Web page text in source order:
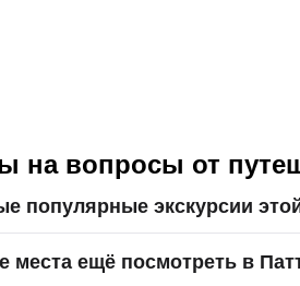
на вопросы от
популярные экскурсии
места ещё посмотреть в